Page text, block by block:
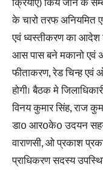
के चारो तरफ अनियमित
एवं ध्वस्तीकरण का आदेश
आस पास बने मकानो एवं
फीताकरण, रेड चिन्ह एवं
होगी। बैठक मे
विनय कुमार सिंह, राज
डा0 आर0के0 उदयन
वाराणसी, ओ प्रकाश
प्राधिकरण सदस्य